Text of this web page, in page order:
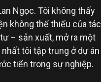
Ngọc. Tôi không thấy
không thể thiếu của tác
– sản xuất, mở ra một
tôi tập trung ở dự án
tiến trong sự nghiệp.